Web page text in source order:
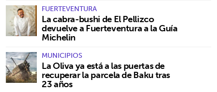
FUERTEVENTURA
La cabra-bushi de El Pellizco
devuelve a Fuerteventura a la Guía
Michelin
MUNICIPIOS
La Oliva ya está a las puertas de
recuperar la parcela de Baku tras
23 años